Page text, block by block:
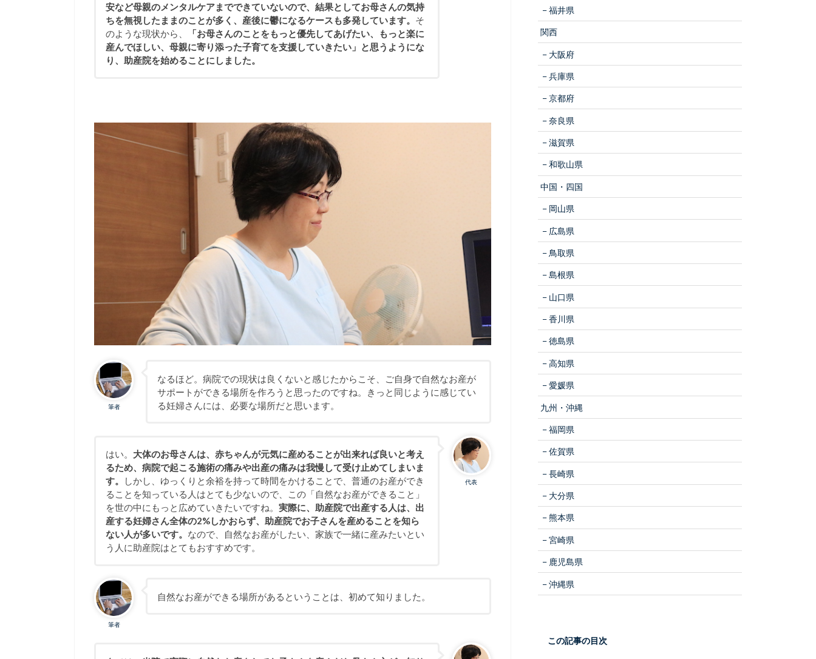
安など母親のメンタルケアまでできていないので、結果としてお母さんの気持
ちを無視したままのことが多く、産後に鬱になるケースも多発しています。 そ
のような現状から、
「お母さんのことをもっと優先してあげたい、もっと楽に
産んでほしい、母親に寄り添った子育てを支援していきたい」と思うようにな
り、助産院を始めることにしました。
筆者
なるほど。病院での現状は良くないと感じたからこそ、ご自身で自然なお産が
サポートができる場所を作ろうと思ったのですね。きっと同じように感じてい
る妊婦さんには、必要な場所だと思います。
代表
はい。 大体のお母さんは、赤ちゃんが元気に産めることが出来れば良いと考え
るため、病院で起こる施術の痛みや出産の痛みは我慢して受け止めてしまいま
す。
しかし、ゆっくりと余裕を持って時間をかけることで、普通のお産ができ
ることを知っている人はとても少ないので、この「自然なお産ができること」
を世の中にもっと広めていきたいですね。実際に、助産院で出産する人は、出
産する妊婦さん全体の2%しかおらず、助産院でお子さんを産めることを知ら
ない人が多いです。 なので、自然なお産がしたい、家族で一緒に産みたいとい
う人に助産院はとてもおすすめです。
筆者
自然なお産ができる場所があるということは、初めて知りました。
福井県
関西
大阪府
兵庫県
京都府
奈良県
滋賀県
和歌山県
中国・四国
岡山県
広島県
鳥取県
島根県
山口県
香川県
徳島県
高知県
愛媛県
九州・沖縄
福岡県
佐賀県
長崎県
大分県
熊本県
宮崎県
鹿児島県
沖縄県
この記事の目次